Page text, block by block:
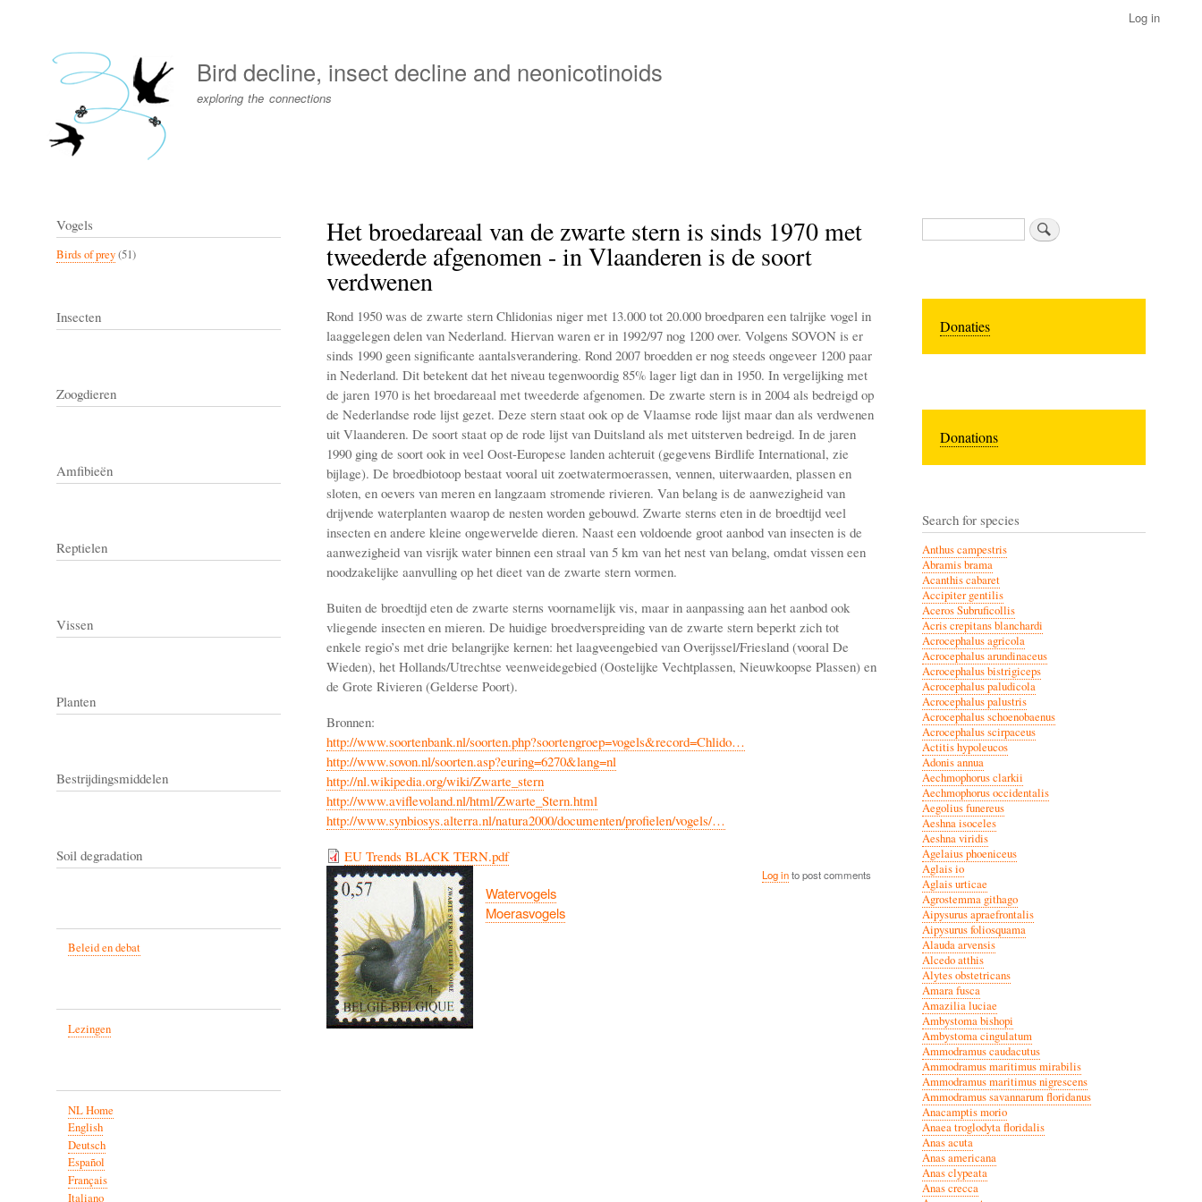
content
menu
Log in
Bird decline, insect decline and neonicotinoids
exploring the connections
Het broedareaal van de zwarte stern is sinds 1970 met
tweederde afgenomen - in Vlaanderen is de soort
verdwenen
Rond 1950 was de zwarte stern Chlidonias niger met 13.000 tot 20.000 broedparen een talrijke vogel in
laaggelegen delen van Nederland. Hiervan waren er in 1992/97 nog 1200 over. Volgens SOVON is er
sinds 1990 geen significante aantalsverandering. Rond 2007 broedden er nog steeds ongeveer 1200 paar
in Nederland. Dit betekent dat het niveau tegenwoordig 85% lager ligt dan in 1950. In vergelijking met
de jaren 1970 is het broedareaal met tweederde afgenomen. De zwarte stern is in 2004 als bedreigd op
de Nederlandse rode lijst gezet. Deze stern staat ook op de Vlaamse rode lijst maar dan als verdwenen
uit Vlaanderen. De soort staat op de rode lijst van Duitsland als met uitsterven bedreigd. In de jaren
1990 ging de soort ook in veel Oost-Europese landen achteruit (gegevens Birdlife International, zie
bijlage). De broedbiotoop bestaat vooral uit zoetwatermoerassen, vennen, uiterwaarden, plassen en
sloten, en oevers van meren en langzaam stromende rivieren. Van belang is de aanwezigheid van
drijvende waterplanten waarop de nesten worden gebouwd. Zwarte sterns eten in de broedtijd veel
insecten en andere kleine ongewervelde dieren. Naast een voldoende groot aanbod van insecten is de
aanwezigheid van visrijk water binnen een straal van 5 km van het nest van belang, omdat vissen een
noodzakelijke aanvulling op het dieet van de zwarte stern vormen.
Buiten de broedtijd eten de zwarte sterns voornamelijk vis, maar in aanpassing aan het aanbod ook
vliegende insecten en mieren. De huidige broedverspreiding van de zwarte stern beperkt zich tot
enkele regio’s met drie belangrijke kernen: het laagveengebied van Overijssel/Friesland (vooral De
Wieden), het Hollands/Utrechtse veenweidegebied (Oostelijke Vechtplassen, Nieuwkoopse Plassen) en
de Grote Rivieren (Gelderse Poort).
Bronnen:
http://www.soortenbank.nl/soorten.php?soortengroep=vogels&record=Chlido…
http://www.sovon.nl/soorten.asp?euring=6270&lang=nl
http://nl.wikipedia.org/wiki/Zwarte_stern
http://www.aviflevoland.nl/html/Zwarte_Stern.html
http://www.synbiosys.alterra.nl/natura2000/documenten/profielen/vogels/…
EU Trends BLACK TERN.pdf
Log into post comments
Watervogels
Moerasvogels
Vogels
Birds of prey(51)
Insecten
Zoogdieren
Amfibieën
Reptielen
Vissen
Planten
Bestrijdingsmiddelen
Soil degradation
Beleid en debat
Lezingen
NL Home
English
Deutsch
Español
Français
Italiano
Search
Donaties
Donations
Search for species
Anthus campestris
Abramis brama
Acanthis cabaret
Accipiter gentilis
Aceros Subruficollis
Acris crepitans blanchardi
Acrocephalus agricola
Acrocephalus arundinaceus
Acrocephalus bistrigiceps
Acrocephalus paludicola
Acrocephalus palustris
Acrocephalus schoenobaenus
Acrocephalus scirpaceus
Actitis hypoleucos
Adonis annua
Aechmophorus clarkii
Aechmophorus occidentalis
Aegolius funereus
Aeshna isoceles
Aeshna viridis
Agelaius phoeniceus
Aglais io
Aglais urticae
Agrostemma githago
Aipysurus apraefrontalis
Aipysurus foliosquama
Alauda arvensis
Alcedo atthis
Alytes obstetricans
Amara fusca
Amazilia luciae
Ambystoma bishopi
Ambystoma cingulatum
Ammodramus caudacutus
Ammodramus maritimus mirabilis
Ammodramus maritimus nigrescens
Ammodramus savannarum floridanus
Anacamptis morio
Anaea troglodyta floridalis
Anas acuta
Anas americana
Anas clypeata
Anas crecca